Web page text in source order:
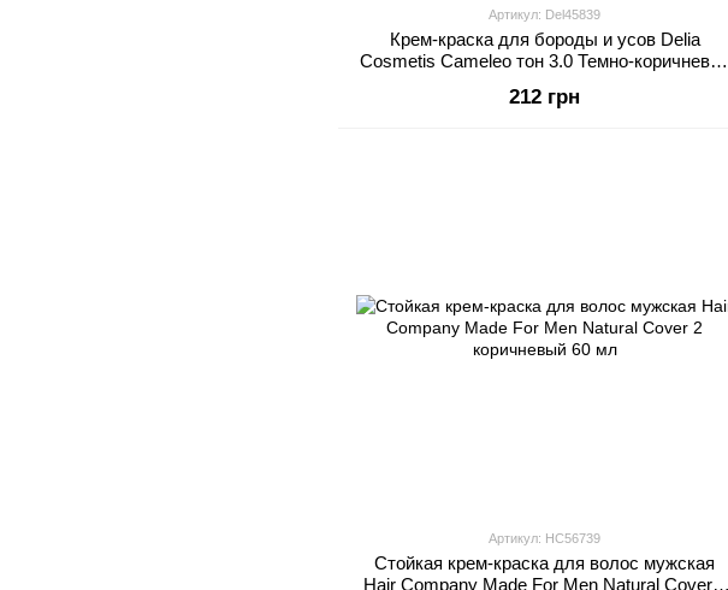
Артикул: Del45839
Крем-краска для бороды и усов Delia
Cosmetis Cameleo тон 3.0 Темно-коричневая
212 грн
Артикул: HC56739
Стойкая крем-краска для волос мужская
Hair Company Made For Men Natural Cover 2